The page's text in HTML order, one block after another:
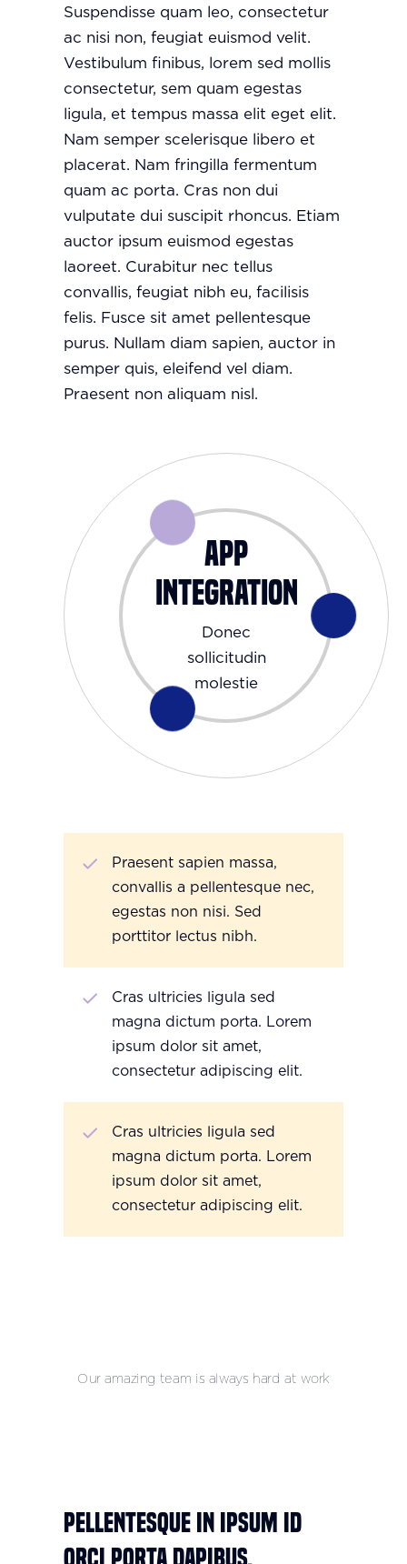
Suspendisse quam leo, consectetur
ac nisi non, feugiat euismod velit.
Vestibulum finibus, lorem sed mollis
consectetur, sem quam egestas
ligula, et tempus massa elit eget elit.
Nam semper scelerisque libero et
placerat. Nam fringilla fermentum
quam ac porta. Cras non dui
vulputate dui suscipit rhoncus. Etiam
auctor ipsum euismod egestas
laoreet. Curabitur nec tellus
convallis, feugiat nibh eu, facilisis
felis. Fusce sit amet pellentesque
purus. Nullam diam sapien, auctor in
semper quis, eleifend vel diam.
Praesent non aliquam nisl.
App
Integration
Donec
sollicitudin
molestie
Praesent sapien massa,
convallis a pellentesque nec,
egestas non nisi. Sed
porttitor lectus nibh.
Cras ultricies ligula sed
magna dictum porta. Lorem
ipsum dolor sit amet,
consectetur adipiscing elit.
Cras ultricies ligula sed
magna dictum porta. Lorem
ipsum dolor sit amet,
consectetur adipiscing elit.
Our amazing team is always hard at work
Pellentesque in ipsum id